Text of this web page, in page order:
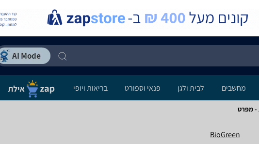
מחשבים לבית ולגן פנאי וספורט בריאות ויופי
BioGreen